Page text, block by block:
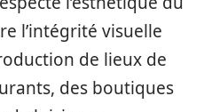
l’intégrité visuelle
de lieux de
des boutiques